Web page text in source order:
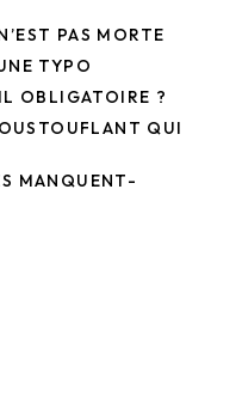
PAS MORTE
TYPO
OBLIGATOIRE ?
QUI
MANQUENT-